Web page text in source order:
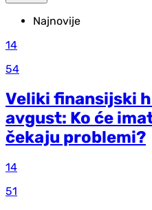
Najnovije
14
54
Veliki finansijski
avgust: Ko će
čekaju problemi?
14
51